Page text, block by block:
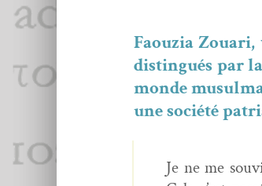
Faouzia
dis­tin­gués par
monde
une société
Je ne me